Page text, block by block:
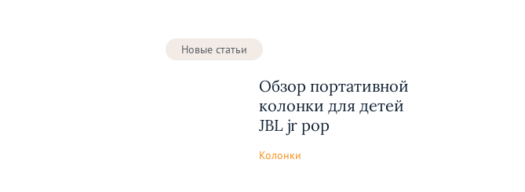
Новые статьи
Обзор портативной
колонки для детей
JBL jr pop
Колонки